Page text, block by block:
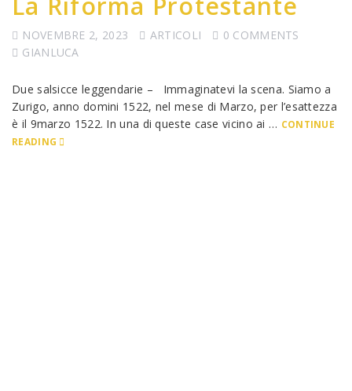
NOVEMBRE 2, 2023 ARTICOLI
0 COMMENTS
GIANLUCA
Due salsicce leggendarie – Immaginatevi la scena. Siamo a
Zurigo, anno domini 1522, nel mese di Marzo, per l’esattezza
è il 9marzo 1522. In una di queste case vicino ai … CONTINUE
READING